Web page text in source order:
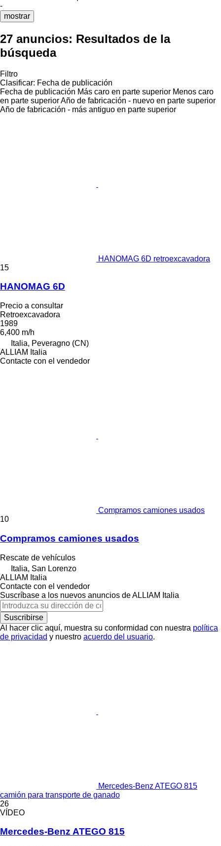
-
mostrar
27 anuncios: Resultados de la
búsqueda
Filtro
Clasificar: Fecha de publicación
Fecha de publicación Más caro en parte superior Menos caro
en parte superiorAño de fabricación - nuevo en parte superior
Año de fabricación - más antiguo en parte superior
HANOMAG 6D retroexcavadora
15
HANOMAG 6D
Precio a consultar
Retroexcavadora
1989
6,400 m/h
Italia, Peveragno (CN)
ALLIAM Italia
Contacte con el vendedor
Compramos camiones usados
10
Compramos camiones usados
Rescate de vehículos
Italia, San Lorenzo
ALLIAM Italia
Contacte con el vendedor
Suscríbase a los nuevos anuncios de ALLIAM Italia
Suscribirse
Al hacer clic aquí, muestra su conformidad con nuestra política
de privacidad y nuestro acuerdo del usuario.
Mercedes-Benz ATEGO 815
camión para transporte de ganado
26
VÍDEO
Mercedes-Benz ATEGO 815